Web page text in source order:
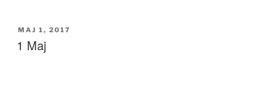
PUBLICERAT
MAJ 1, 2017
1 Maj